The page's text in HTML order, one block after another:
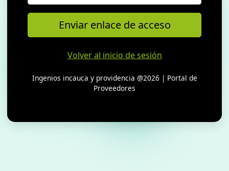
Enviar enlace de acceso
Volver al inicio de sesión
Ingenios incauca y providencia @2026 | Portal de
Proveedores